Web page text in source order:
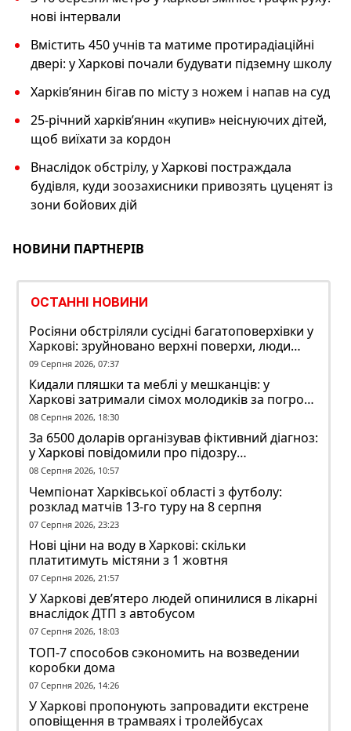
нові інтервали
Вмістить 450 учнів та матиме протирадіаційні
двері: у Харкові почали будувати підземну школу
Харків’янин бігав по місту з ножем і напав на суд
25-річний харківʼянин «купив» неіснуючих дітей,
щоб виїхати за кордон
Внаслідок обстрілу, у Харкові постраждала
будівля, куди зоозахисники привозять цуценят із
зони бойових дій
НОВИНИ ПАРТНЕРІВ
ОСТАННІ НОВИНИ
Росіяни обстріляли сусідні багатоповерхівки у
Харкові: зруйновано верхні поверхи, люди
заблоковані
09 Серпня 2026, 07:37
Кидали пляшки та меблі у мешканців: у
Харкові затримали сімох молодиків за погром
у гуртожитку
08 Серпня 2026, 18:30
За 6500 доларів організував фіктивний діагноз:
у Харкові повідомили про підозру
ексзавідувачу психлікарні
08 Серпня 2026, 10:57
Чемпіонат Харківської області з футболу:
розклад матчів 13-го туру на 8 серпня
07 Серпня 2026, 23:23
Нові ціни на воду в Харкові: скільки
платитимуть містяни з 1 жовтня
07 Серпня 2026, 21:57
У Харкові дев’ятеро людей опинилися в лікарні
внаслідок ДТП з автобусом
07 Серпня 2026, 18:03
ТОП-7 способов сэкономить на возведении
коробки дома
07 Серпня 2026, 14:26
У Харкові пропонують запровадити екстрене
оповіщення в трамваях і тролейбусах